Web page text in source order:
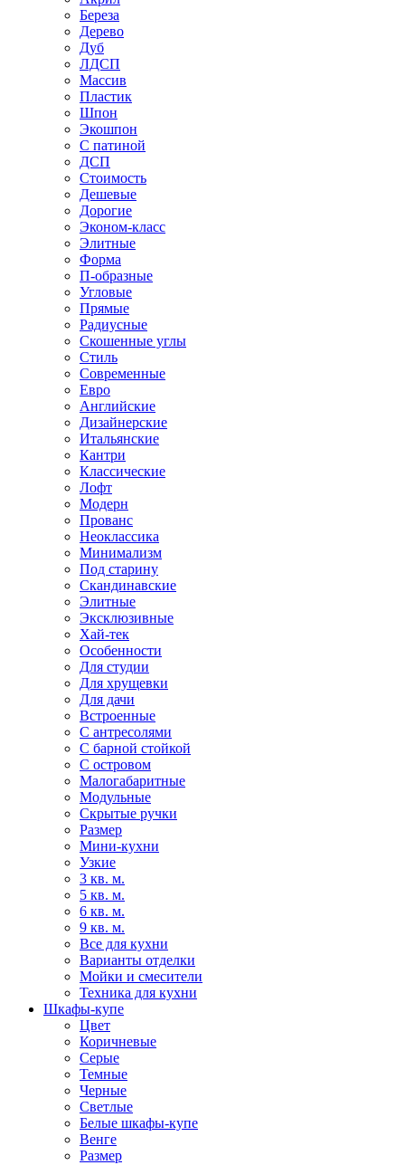
Береза
Дерево
Дуб
ЛДСП
Массив
Пластик
Шпон
Экошпон
С патиной
ДСП
Стоимость
Дешевые
Дорогие
Эконом-класс
Элитные
Форма
П-образные
Угловые
Прямые
Радиусные
Скошенные углы
Стиль
Современные
Евро
Английские
Дизайнерские
Итальянские
Кантри
Классические
Лофт
Модерн
Прованс
Неоклассика
Минимализм
Под старину
Скандинавские
Элитные
Эксклюзивные
Хай-тек
Особенности
Для студии
Для хрущевки
Для дачи
Встроенные
С антресолями
С барной стойкой
С островом
Малогабаритные
Модульные
Скрытые ручки
Размер
Мини-кухни
Узкие
3 кв. м.
5 кв. м.
6 кв. м.
9 кв. м.
Все для кухни
Варианты отделки
Мойки и смесители
Техника для кухни
Шкафы-купе
Цвет
Коричневые
Серые
Темные
Черные
Светлые
Белые шкафы-купе
Венге
Размер